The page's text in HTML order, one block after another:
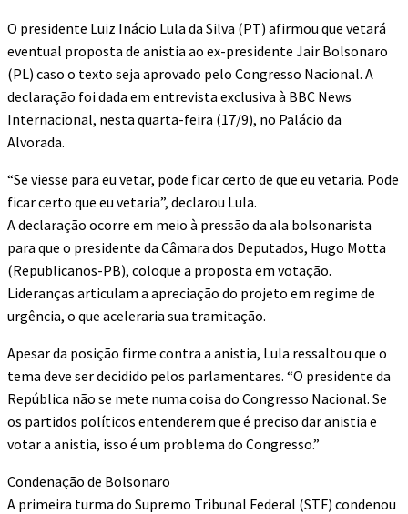
O presidente Luiz Inácio Lula da Silva (PT) afirmou que vetará
eventual proposta de anistia ao ex-presidente Jair Bolsonaro
(PL) caso o texto seja aprovado pelo Congresso Nacional. A
declaração foi dada em entrevista exclusiva à BBC News
Internacional, nesta quarta-feira (17/9), no Palácio da
Alvorada.
“Se viesse para eu vetar, pode ficar certo de que eu vetaria. Pode
ficar certo que eu vetaria”, declarou Lula.
A declaração ocorre em meio à pressão da ala bolsonarista
para que o presidente da Câmara dos Deputados, Hugo Motta
(Republicanos-PB), coloque a proposta em votação.
Lideranças articulam a apreciação do projeto em regime de
urgência, o que aceleraria sua tramitação.
Apesar da posição firme contra a anistia, Lula ressaltou que o
tema deve ser decidido pelos parlamentares. “O presidente da
República não se mete numa coisa do Congresso Nacional. Se
os partidos políticos entenderem que é preciso dar anistia e
votar a anistia, isso é um problema do Congresso.”
Condenação de Bolsonaro
A primeira turma do Supremo Tribunal Federal (STF) condenou